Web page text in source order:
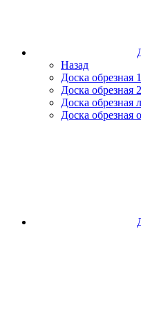
Назад
Доска обрезная
Доска обрезная
Доска обрезная
Доска обрезная